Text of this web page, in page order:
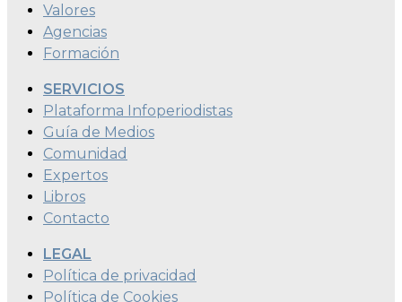
Valores
Agencias
Formación
SERVICIOS
Plataforma Infoperiodistas
Guía de Medios
Comunidad
Expertos
Libros
Contacto
LEGAL
Política de privacidad
Política de Cookies